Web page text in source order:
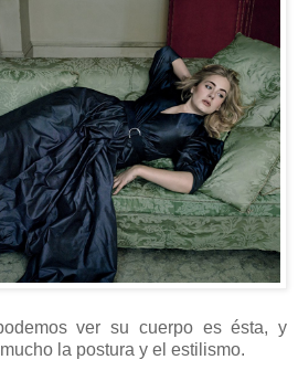
ver su cuerpo es ésta, y
la postura y el estilismo.